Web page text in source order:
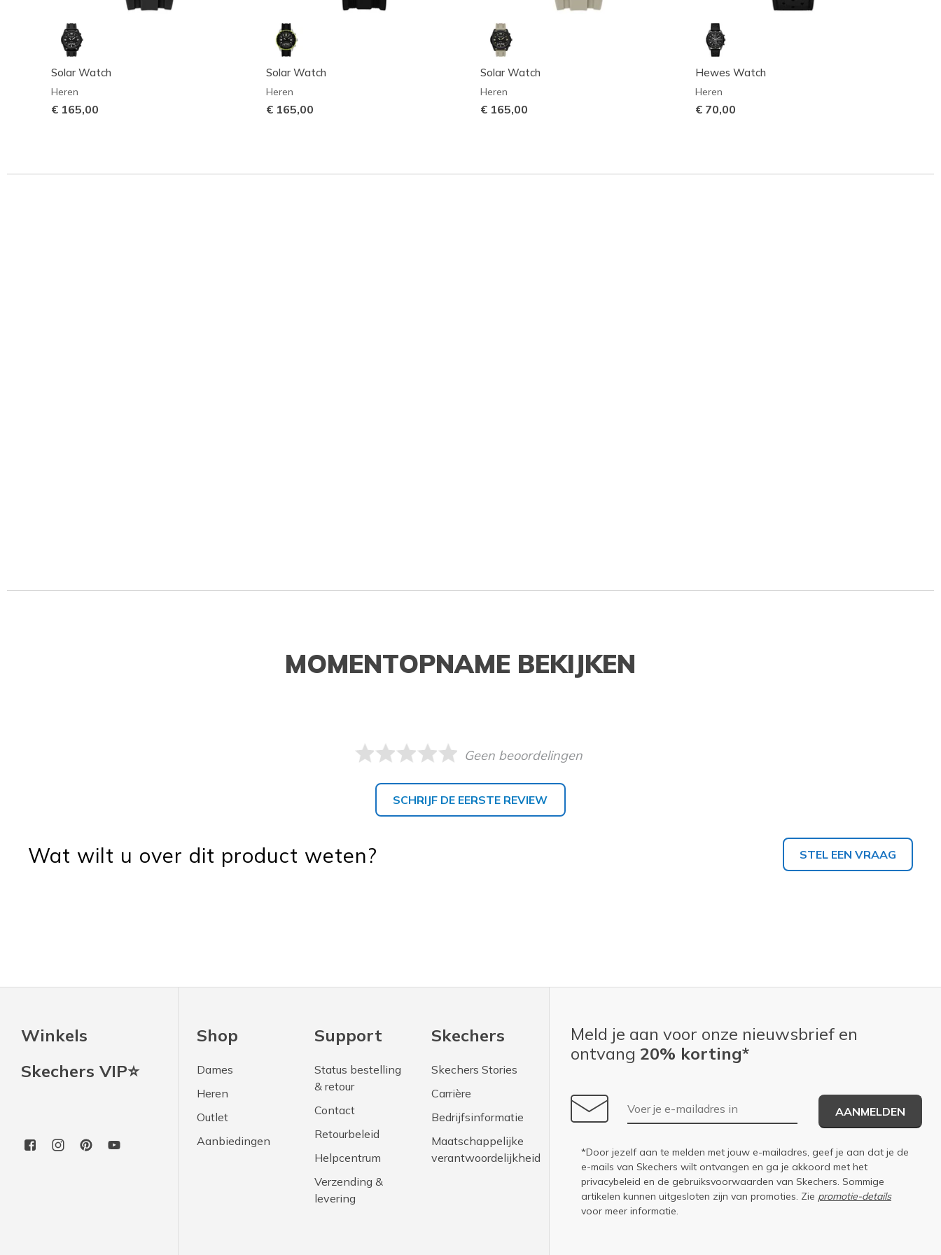
Solar Watch
Heren
€ 165,00
Solar Watch
Heren
€ 165,00
Solar Watch
Heren
€ 165,00
Hewes Watch
Heren
€ 70,00
MOMENTOPNAME BEKIJKEN
Geen beoordelingen
SCHRIJF DE EERSTE REVIEW
Wat wilt u over dit product weten? STEL EEN VRAAG
Winkels
Skechers VIP⭐
Shop
Dames
Heren
Outlet
Aanbiedingen
Support
Status bestelling
& retour
Contact
Retourbeleid
Helpcentrum
Verzending &
levering
Skechers
Skechers Stories
Carrière
Bedrijfsinformatie
Maatschappelijke
verantwoordelijkheid
Meld je aan voor onze nieuwsbrief en
ontvang 20% korting*
E-mailadres
AANMELDEN
*Door jezelf aan te melden met jouw e-mailadres, geef je aan dat je de
e-mails van Skechers wilt ontvangen en ga je akkoord met het
privacybeleid en de gebruiksvoorwaarden van Skechers. Sommige
artikelen kunnen uitgesloten zijn van promoties. Zie promotie-details
voor meer informatie.